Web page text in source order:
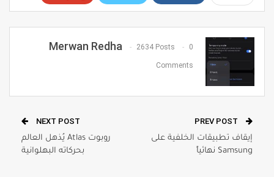
Email
Merwan Redha 2634 Posts 0
Comments
إيقاف تطبيقات الخلفية على
Samsung نهائياً
NEXT POST
روبوت Atlas يُذهل العالم
بحركاته البهلوانية